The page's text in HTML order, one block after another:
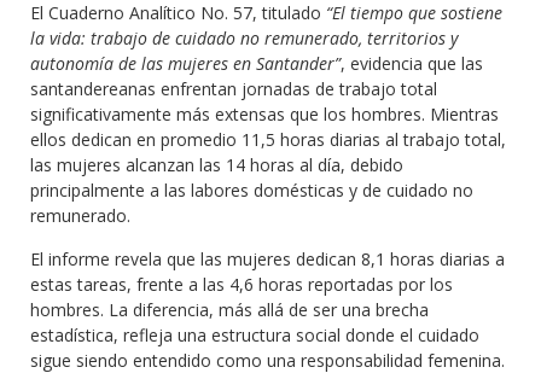
El Cuaderno Analítico No. 57, titulado “El tiempo que sostiene
la vida: trabajo de cuidado no remunerado, territorios y
autonomía de las mujeres en Santander”, evidencia que las
santandereanas enfrentan jornadas de trabajo total
significativamente más extensas que los hombres. Mientras
ellos dedican en promedio 11,5 horas diarias al trabajo total,
las mujeres alcanzan las 14 horas al día, debido
principalmente a las labores domésticas y de cuidado no
remunerado.
El informe revela que las mujeres dedican 8,1 horas diarias a
estas tareas, frente a las 4,6 horas reportadas por los
hombres. La diferencia, más allá de ser una brecha
estadística, refleja una estructura social donde el cuidado
sigue siendo entendido como una responsabilidad femenina.